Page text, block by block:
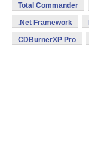
Total Commander
.Net Framework
CDBurnerXP Pro